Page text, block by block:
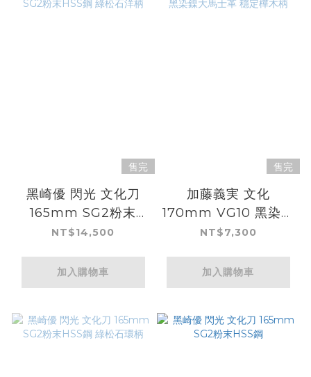
售完
黑崎優 閃光 文化刀
165mm SG2粉末
HSS鋼 綠松石洋柄
NT$14,500
加入購物車
售完
加藤義実 文化
170mm VG10 黑染鎳
大馬士革 穩定樺木柄
NT$7,300
加入購物車